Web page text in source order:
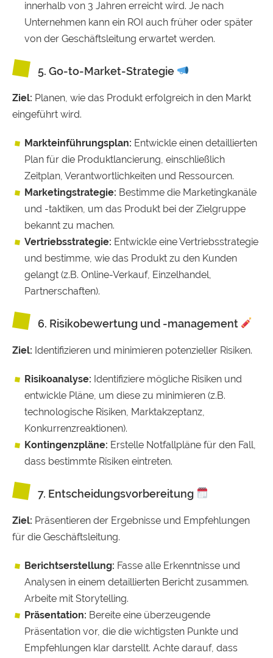
innerhalb von 3 Jahren erreicht wird. Je nach
Unternehmen kann ein ROI auch früher oder später
von der Geschäftsleitung erwartet werden.
5. Go-to-Market-Strategie
Ziel: Planen, wie das Produkt erfolgreich in den Markt
eingeführt wird.
Markteinführungsplan: Entwickle einen detaillierten
Plan für die Produktlancierung, einschließlich
Zeitplan, Verantwortlichkeiten und Ressourcen.
Marketingstrategie: Bestimme die Marketingkanäle
und -taktiken, um das Produkt bei der Zielgruppe
bekannt zu machen.
Vertriebsstrategie: Entwickle eine Vertriebsstrategie
und bestimme, wie das Produkt zu den Kunden
gelangt (z.B. Online-Verkauf, Einzelhandel,
Partnerschaften).
6. Risikobewertung und -management
Ziel: Identifizieren und minimieren potenzieller Risiken.
Risikoanalyse: Identifiziere mögliche Risiken und
entwickle Pläne, um diese zu minimieren (z.B.
technologische Risiken, Marktakzeptanz,
Konkurrenzreaktionen).
Kontingenzpläne: Erstelle Notfallpläne für den Fall,
dass bestimmte Risiken eintreten.
7. Entscheidungsvorbereitung
Ziel: Präsentieren der Ergebnisse und Empfehlungen
für die Geschäftsleitung.
Berichtserstellung: Fasse alle Erkenntnisse und
Analysen in einem detaillierten Bericht zusammen.
Arbeite mit Storytelling.
Präsentation: Bereite eine überzeugende
Präsentation vor, die die wichtigsten Punkte und
Empfehlungen klar darstellt. Achte darauf, dass